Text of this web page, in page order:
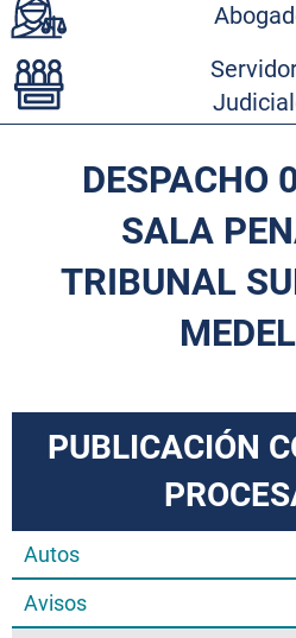
DESPACHO
SALA
TRIBUNAL
PUBLICACIÓN
Autos
Avisos